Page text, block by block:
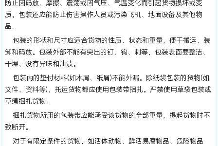
防止因码放、摩擦、震荡或因气压、气温变化而引起货物损坏或变
质。包装还应能防止伤害操作人员或污染飞机、地面设备及其他物
品。
包装的形状和尺寸应适合货物的性质、状态和重量，便于搬运、装
卸和码放。包装外部不能有突出的钉、钩、刺等，包装表面要整洁、
干燥、没有异味和油渍。
包装内的垫付材料(如木屑、纸屑)不能外漏。除纸袋包装的货物(如
文件、资料等)，托运货物都应使用包装带捆扎。严禁使用草袋包装或
草绳捆扎货物。
捆扎货物所用的包装带应能承受该货物的全部重量，提起货物时不
致断开。
对于有限定条件的货物，如活体动物、鲜活易腐物品、危险物品